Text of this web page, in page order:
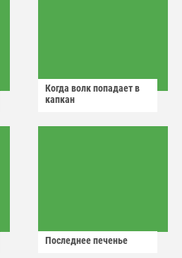
Когда волк попадает в
капкан
Последнее печенье